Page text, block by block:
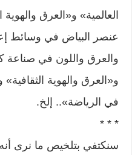
العالمية» و«العرق والهوية
عنصر البياض في وسائط
والعرق واللون في صناعة
و«العرق والهوية الثقافية»
في الرياضة».. إلخ.
* * *
سنكتفي بتلخيص ما نرى